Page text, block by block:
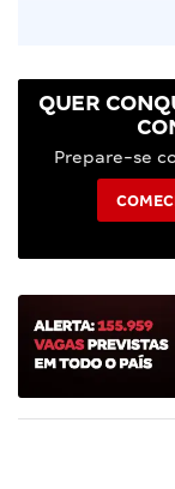
QUER
Prepare-se